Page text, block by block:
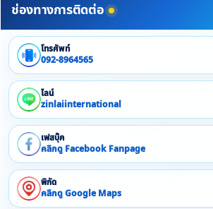
ช่องทางการติดต่อ
โทรศัพท์
092-8964565
ไลน์
zinlaiinternational
เฟสบุ๊ค
คลิกดู Facebook Fanpage
พิกัด
คลิกดู Google Maps